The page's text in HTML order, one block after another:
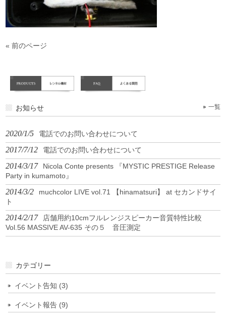
« 前のページ
お知らせ 一覧
2020/1/5 電話でのお問い合わせについて
2017/7/12 電話でのお問い合わせについて
2014/3/17
Nicola Conte presents 『MYSTIC PRESTIGE Release
Party in kumamoto』
2014/3/2
muchcolor LIVE vol.71 【hinamatsuri】 at セカンドサイ
ト
2014/2/17
店舗用約10cmフルレンジスピーカー音質特性比較
Vol.56 MASSIVE AV-635 その５ 音圧測定
カテゴリー
イベント告知 (3)
イベント報告 (9)